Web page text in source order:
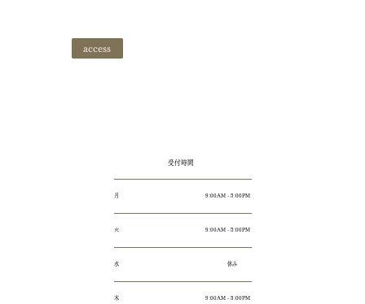
access
受付時間
月 9:00AM - 5:00PM
火 9:00AM - 5:00PM
水 休み
木 9:00AM - 5:00PM